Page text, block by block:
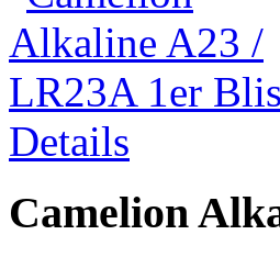
Details
Camelion